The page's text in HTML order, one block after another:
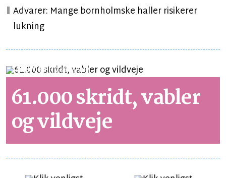
Advarer: Mange bornholmske haller risikerer
lukning
SYNSPUNKTLÆSETID 5 MIN.
61.000 skridt, vabler
og vildveje